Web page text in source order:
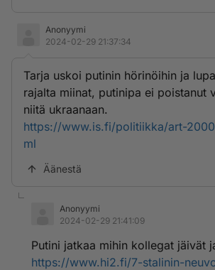
Anonyymi
2024-02-29 21:37:34
Tarja uskoi putinin hörinöihin ja
rajalta miinat, putinipa ei poistanut
niitä ukraanaan.
https://www.is.fi/politiikka/art-
ml
Äänestä
Anonyymi
2024-02-29 21:41:09
Putini jatkaa mihin kollegat jäivät
https://www.hi2.fi/7-stalinin-